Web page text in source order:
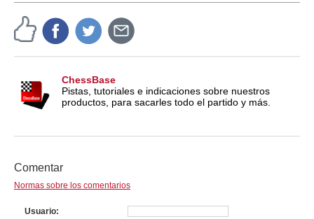
ChessBase
Pistas, tutoriales e indicaciones sobre nuestros
productos, para sacarles todo el partido y más.
Comentar
Normas sobre los comentarios
Usuario